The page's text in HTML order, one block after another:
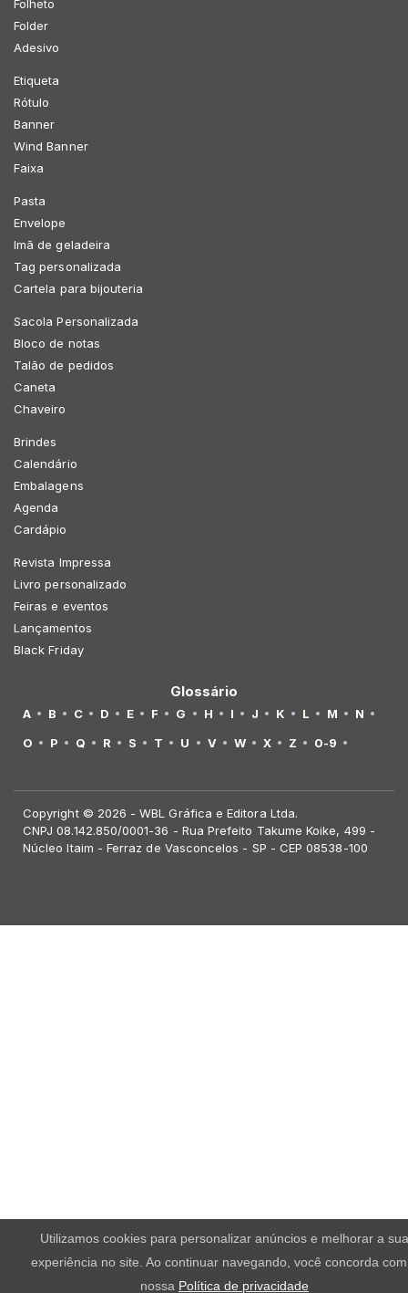
Folheto
Folder
Adesivo
Etiqueta
Rótulo
Banner
Wind Banner
Faixa
Pasta
Envelope
Imã de geladeira
Tag personalizada
Cartela para bijouteria
Sacola Personalizada
Bloco de notas
Talão de pedidos
Caneta
Chaveiro
Brindes
Calendário
Embalagens
Agenda
Cardápio
Revista Impressa
Livro personalizado
Feiras e eventos
Lançamentos
Black Friday
Glossário
A B C D E F G H I J K L M
N
O
P Q R S T U V W X Z 0-9
Copyright © 2026 - WBL Gráfica e Editora Ltda.
CNPJ 08.142.850/0001-36 - Rua Prefeito Takume Koike, 499 -
Núcleo Itaim - Ferraz de Vasconcelos - SP - CEP 08538-100
Utilizamos cookies para personalizar anúncios e melhorar a sua
experiência no site. Ao continuar navegando, você concorda
nossa Política de privacidade